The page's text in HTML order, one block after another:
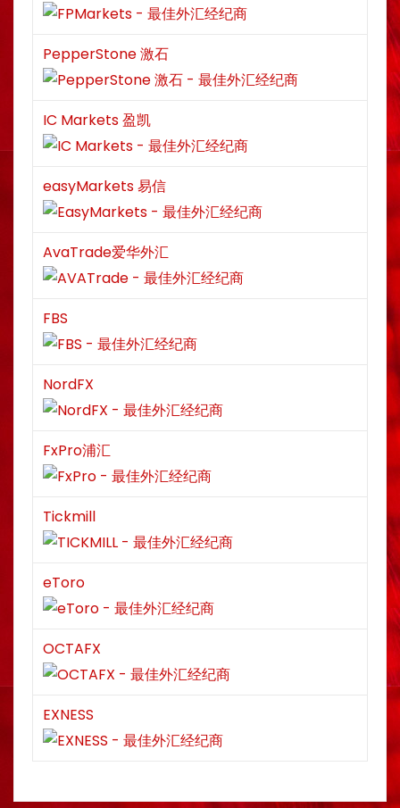
PepperStone 激石
IC Markets 盈凯
easyMarkets 易信
AvaTrade爱华外汇
FBS
NordFX
FxPro浦汇
Tickmill
eToro
OCTAFX
EXNESS